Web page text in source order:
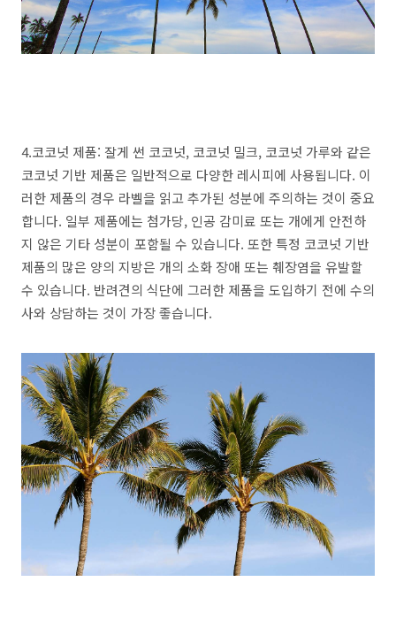
4.코코넛 제품: 잘게 썬 코코넛, 코코넛 밀크, 코코넛 가루와 같은
코코넛 기반 제품은 일반적으로 다양한 레시피에 사용됩니다. 이
러한 제품의 경우 라벨을 읽고 추가된 성분에 주의하는 것이 중요
합니다. 일부 제품에는 첨가당, 인공 감미료 또는 개에게 안전하
지 않은 기타 성분이 포함될 수 있습니다. 또한 특정 코코넛 기반
제품의 많은 양의 지방은 개의 소화 장애 또는 췌장염을 유발할
수 있습니다. 반려견의 식단에 그러한 제품을 도입하기 전에 수의
사와 상담하는 것이 가장 좋습니다.